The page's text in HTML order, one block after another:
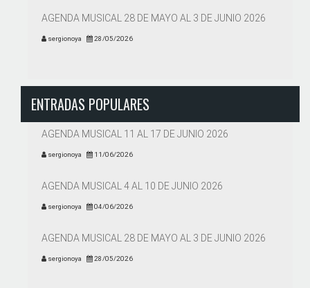
AGENDA MUSICAL 28 DE MAYO AL 3 DE JUNIO 2026
sergionoya 28/05/2026
ENTRADAS POPULARES
AGENDA MUSICAL 11 AL 17 DE JUNIO 2026
sergionoya 11/06/2026
AGENDA MUSICAL 4 AL 10 DE JUNIO 2026
sergionoya 04/06/2026
AGENDA MUSICAL 28 DE MAYO AL 3 DE JUNIO 2026
sergionoya 28/05/2026